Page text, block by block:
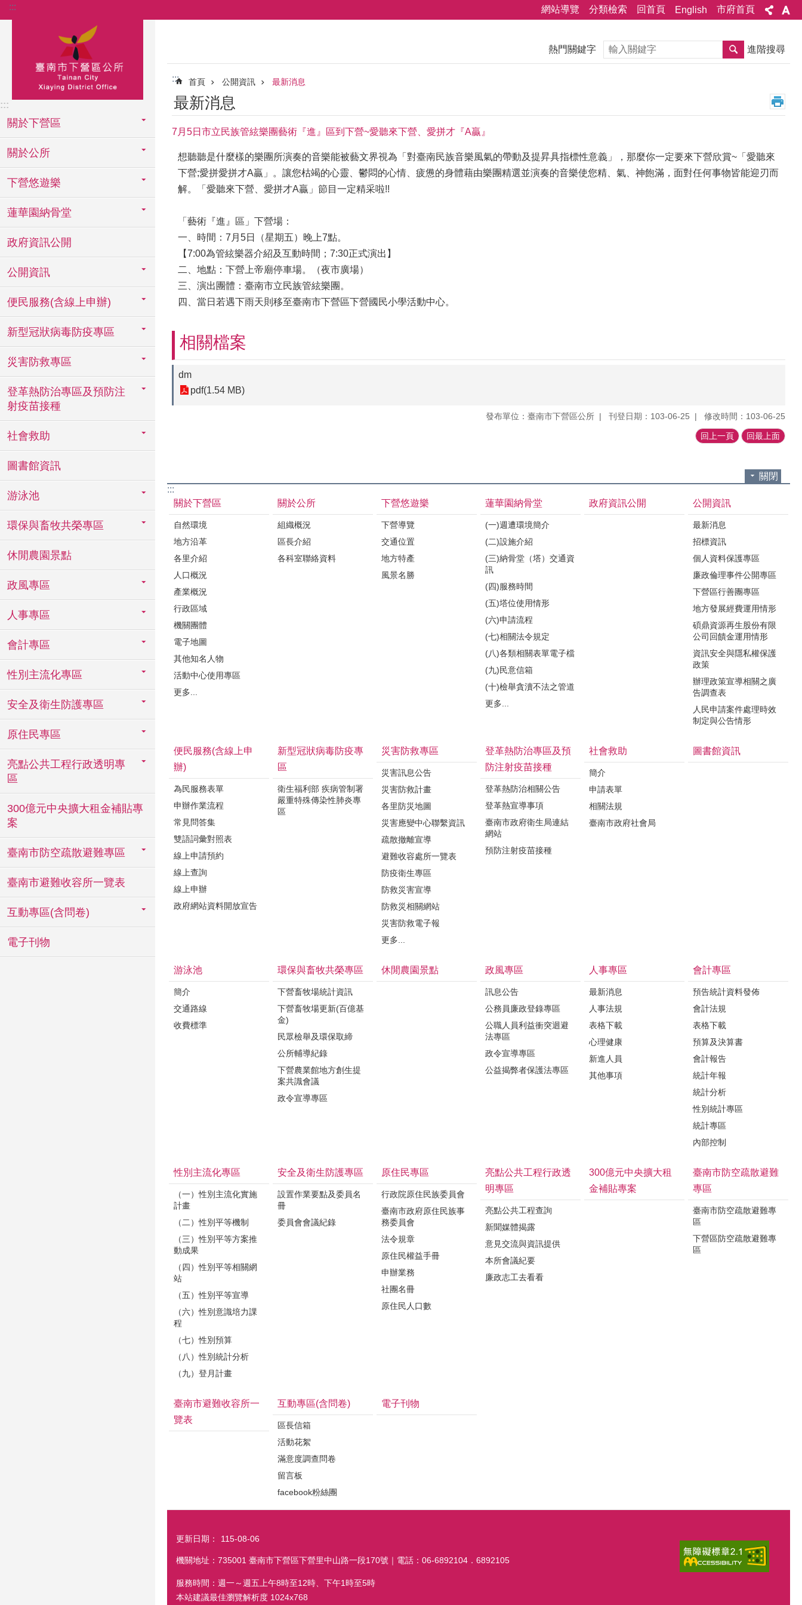
跳到主要內容區塊
::: 網站導覽 分類檢索 回首頁 English 市府首頁
:::
關於下營區
關於公所
下營悠遊樂
蓮華園納骨堂
政府資訊公開
公開資訊
便民服務(含線上申辦)
新型冠狀病毒防疫專區
災害防救專區
登革熱防治專區及預防注
射疫苗接種
社會救助
圖書館資訊
游泳池
環保與畜牧共榮專區
休閒農園景點
政風專區
人事專區
會計專區
性別主流化專區
安全及衛生防護專區
原住民專區
亮點公共工程行政透明專
區
300億元中央擴大租金補貼專
案
臺南市防空疏散避難專區
臺南市避難收容所一覽表
互動專區(含問卷)
電子刊物
熱門關鍵字 搜尋 進階搜尋
::: 首頁 公開資訊 最新消息
最新消息
7月5日市立民族管絃樂團藝術『進』區到下營~愛聽來下營、愛拼才『A贏』
想聽聽是什麼樣的樂團所演奏的音樂能被藝文界視為「對臺南民族音樂風氣的帶動及提昇具指標性意義」，那麼你一定要來下營欣賞~「愛聽來
下營;愛拼愛拼才A贏」。讓您枯竭的心靈、鬱悶的心情、疲憊的身體藉由樂團精選並演奏的音樂使您精、氣、神飽滿，面對任何事物皆能迎刃而
解。「愛聽來下營、愛拼才A贏」節目一定精采啦!!
「藝術『進』區」下營場：
一、時間：7月5日（星期五）晚上7點。
【7:00為管絃樂器介紹及互動時間；7:30正式演出】
二、地點：下營上帝廟停車場。（夜市廣場）
三、演出團體：臺南市立民族管絃樂團。
四、當日若遇下雨天則移至臺南市下營區下營國民小學活動中心。
相關檔案
dm
pdf(1.54 MB)
發布單位：臺南市下營區公所 刊登日期：103-06-25 修改時間：103-06-25
回上一頁 回最上面
關閉
:::
關於下營區
自然環境
地方沿革
各里介紹
人口概況
產業概況
行政區域
機關團體
電子地圖
其他知名人物
活動中心使用專區
更多...
關於公所
組織概況
區長介紹
各科室聯絡資料
下營悠遊樂
下營導覽
交通位置
地方特產
風景名勝
蓮華園納骨堂
(一)週遭環境簡介
(二)設施介紹
(三)納骨堂（塔）交通資
訊
(四)服務時間
(五)塔位使用情形
(六)申請流程
(七)相關法令規定
(八)各類相關表單電子檔
(九)民意信箱
(十)檢舉貪瀆不法之管道
更多...
政府資訊公開 公開資訊
最新消息
招標資訊
個人資料保護專區
廉政倫理事件公開專區
下營區行善團專區
地方發展經費運用情形
碩鼎資源再生股份有限
公司回饋金運用情形
資訊安全與隱私權保護
政策
辦理政策宣導相關之廣
告調查表
人民申請案件處理時效
制定與公告情形
便民服務(含線上申
辦)
為民服務表單
申辦作業流程
常見問答集
雙語詞彙對照表
線上申請預約
線上查詢
線上申辦
政府網站資料開放宣告
新型冠狀病毒防疫專
區
衛生福利部 疾病管制署
嚴重特殊傳染性肺炎專
區
災害防救專區
災害訊息公告
災害防救計畫
各里防災地圖
災害應變中心聯繫資訊
疏散撤離宣導
避難收容處所一覽表
防疫衛生專區
防救災害宣導
防救災相關網站
災害防救電子報
更多...
登革熱防治專區及預
防注射疫苗接種
登革熱防治相關公告
登革熱宣導事項
臺南市政府衛生局連結
網站
預防注射疫苗接種
社會救助
簡介
申請表單
相關法規
臺南市政府社會局
圖書館資訊
游泳池
簡介
交通路線
收費標準
環保與畜牧共榮專區
下營畜牧場統計資訊
下營畜牧場更新(百億基
金)
民眾檢舉及環保取締
公所輔導紀錄
下營農業館地方創生提
案共識會議
政令宣導專區
休閒農園景點 政風專區
訊息公告
公務員廉政登錄專區
公職人員利益衝突迴避
法專區
政令宣導專區
公益揭弊者保護法專區
人事專區
最新消息
人事法規
表格下載
心理健康
新進人員
其他事項
會計專區
預告統計資料發佈
會計法規
表格下載
預算及決算書
會計報告
統計年報
統計分析
性別統計專區
統計專區
內部控制
性別主流化專區
（一）性別主流化實施
計畫
（二）性別平等機制
（三）性別平等方案推
動成果
（四）性別平等相關網
站
（五）性別平等宣導
（六）性別意識培力課
程
（七）性別預算
（八）性別統計分析
（九）登月計畫
安全及衛生防護專區
設置作業要點及委員名
冊
委員會會議紀錄
原住民專區
行政院原住民族委員會
臺南市政府原住民族事
務委員會
法令規章
原住民權益手冊
申辦業務
社團名冊
原住民人口數
亮點公共工程行政透
明專區
亮點公共工程查詢
新聞媒體揭露
意見交流與資訊提供
本所會議紀要
廉政志工去看看
300億元中央擴大租
金補貼專案
臺南市防空疏散避難
專區
臺南市防空疏散避難專
區
下營區防空疏散避難專
區
臺南市避難收容所一
覽表
互動專區(含問卷)
區長信箱
活動花絮
滿意度調查問卷
留言板
facebook粉絲團
電子刊物
更新日期： 115-08-06
機關地址：735001 臺南市下營區下營里中山路一段170號｜電話：06-6892104．6892105
服務時間：週一～週五上午8時至12時、下午1時至5時
本站建議最佳瀏覽解析度 1024x768